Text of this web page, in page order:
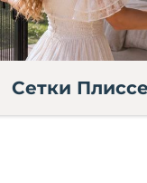
Сетки Плиссе